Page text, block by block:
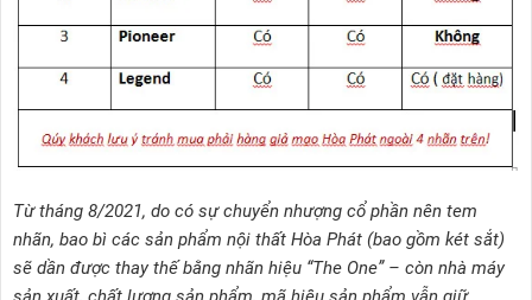
Từ tháng 8/2021, do có sự chuyển nhượng cổ phần nên tem
nhãn, bao bì các sản phẩm nội thất Hòa Phát (bao gồm két sắt)
sẽ dần được thay thế bằng nhãn hiệu “The One” – còn nhà máy